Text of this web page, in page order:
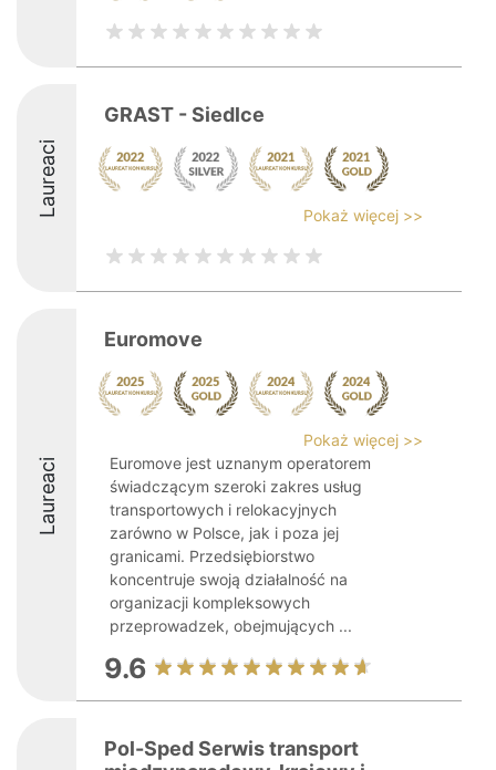
Laureaci
GRAST - Siedlce
Pokaż więcej >>
Laureaci
Euromove
Pokaż więcej >>
Euromove jest uznanym operatorem
świadczącym szeroki zakres usług
transportowych i relokacyjnych
zarówno w Polsce, jak i poza jej
granicami. Przedsiębiorstwo
koncentruje swoją działalność na
organizacji kompleksowych
przeprowadzek, obejmujących ...
9.6
Pol-Sped Serwis transport